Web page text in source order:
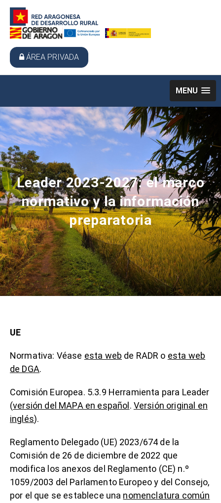
ÁREA PRIVADA
MENU
Leader 2023-2027: el marco
normativo y la información
preparatoria
UE
Normativa: Véase esta web de RADR o esta web
de DGA.
Comisión Europea. 5.3.9 Herramienta para Leader
(versión del MAPA en español . Versión original en
inglés).
Reglamento Delegado (UE) 2023/674 de la
Comisión de 26 de diciembre de 2022 que
modifica los anexos del Reglamento (CE) n.º
1059/2003 del Parlamento Europeo y del Consejo,
por el que se establece una nomenclatura común